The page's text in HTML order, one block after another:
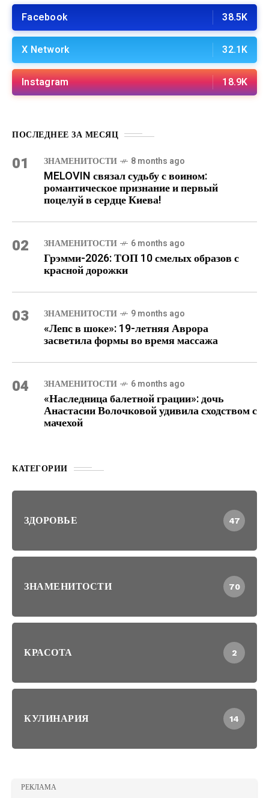
Facebook 38.5K
X Network 32.1K
Instagram 18.9K
ПОСЛЕДНЕЕ ЗА МЕСЯЦ
01 ЗНАМЕНИТОСТИ 8 months ago
MELOVIN связал судьбу с воином:
романтическое признание и первый
поцелуй в сердце Киева!
02 ЗНАМЕНИТОСТИ 6 months ago
Грэмми-2026: ТОП 10 смелых образов с
красной дорожки
03 ЗНАМЕНИТОСТИ 9 months ago
«Лепс в шоке»: 19-летняя Аврора
засветила формы во время массажа
04 ЗНАМЕНИТОСТИ 6 months ago
«Наследница балетной грации»: дочь
Анастасии Волочковой удивила сходством с
мачехой
КАТЕГОРИИ
ЗДОРОВЬЕ 47
ЗНАМЕНИТОСТИ 70
КРАСОТА 2
КУЛИНАРИЯ 14
РЕКЛАМА